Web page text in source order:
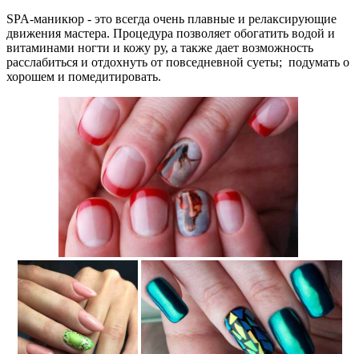
SPA-маникюр - это всегда очень плавные и релаксирующие
движения мастера. Процедура позволяет обогатить водой и
витаминами ногти и кожу ру, а также дает возможность
расслабиться и отдохнуть от повседневной суеты; подумать о
хорошем и помедитировать.